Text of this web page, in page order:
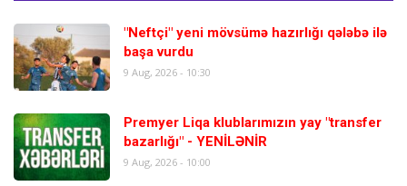
"Neftçi" yeni mövsümə hazırlığı qələbə ilə
başa vurdu
9 Aug, 2026 - 10:30
Premyer Liqa klublarımızın yay "transfer
bazarlığı" - YENİLƏNİR
9 Aug, 2026 - 10:00